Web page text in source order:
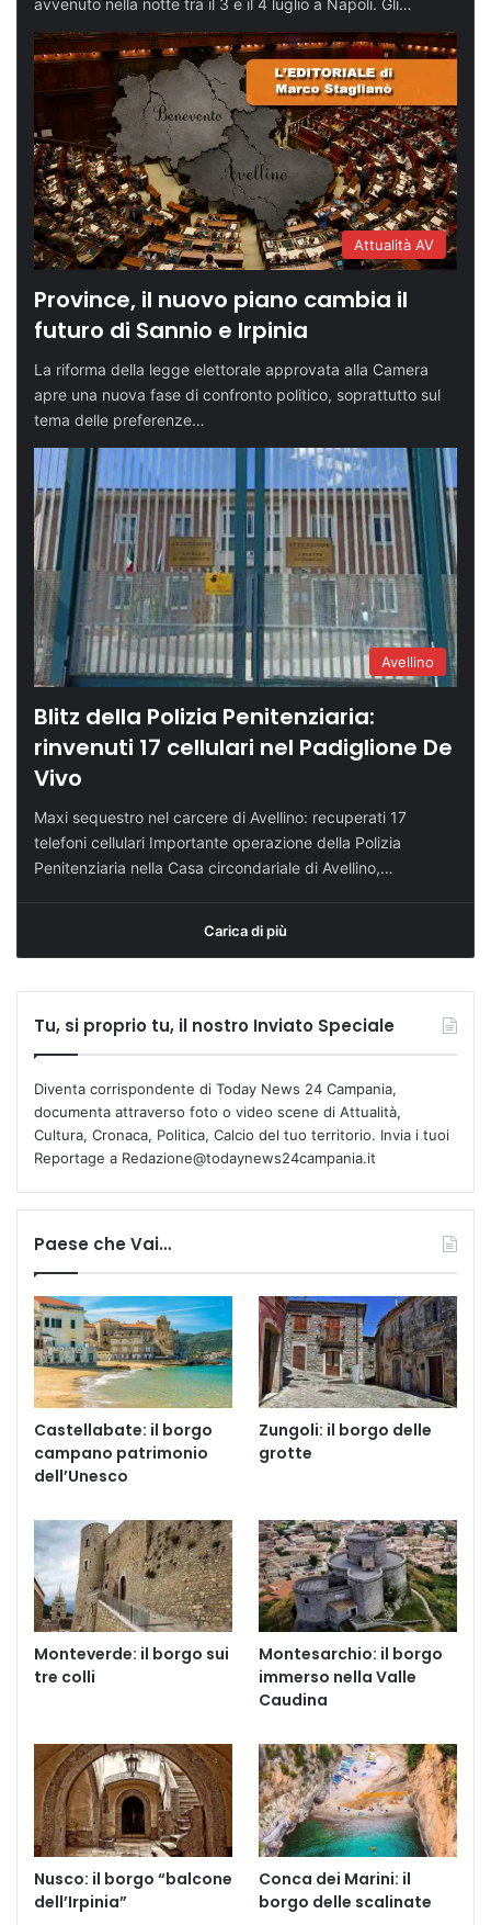
avvenuto nella notte tra il 3 e il 4 luglio a Napoli. Gli…
Attualità AV
Province, il nuovo piano cambia il
futuro di Sannio e Irpinia
La riforma della legge elettorale approvata alla Camera
apre una nuova fase di confronto politico, soprattutto sul
tema delle preferenze…
Avellino
Blitz della Polizia Penitenziaria:
rinvenuti 17 cellulari nel Padiglione De
Vivo
Maxi sequestro nel carcere di Avellino: recuperati 17
telefoni cellulari Importante operazione della Polizia
Penitenziaria nella Casa circondariale di Avellino,…
Carica di più
Tu, si proprio tu, il nostro Inviato Speciale
Diventa corrispondente di Today News 24 Campania,
documenta attraverso foto o video scene di Attualità,
Cultura, Cronaca, Politica, Calcio del tuo territorio. Invia i tuoi
Reportage a Redazione@todaynews24campania.it
Paese che Vai…
Castellabate: il borgo
campano patrimonio
dell’Unesco
Zungoli: il borgo delle
grotte
Monteverde: il borgo sui
tre colli
Montesarchio: il borgo
immerso nella Valle
Caudina
Nusco: il borgo “balcone
dell’Irpinia”
Conca dei Marini: il
borgo delle scalinate